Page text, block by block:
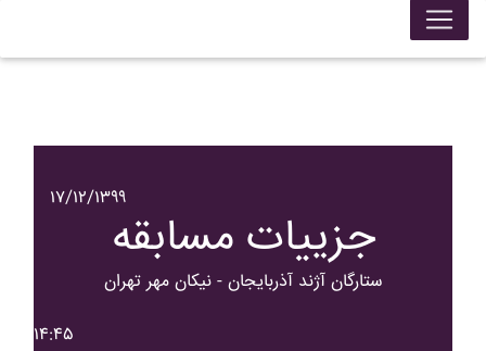
۱۷/۱۲/۱۳۹۹
جزییات مسابقه
ستارگان آژند آذربايجان - نيکان مهر تهران
۱۴:۴۵